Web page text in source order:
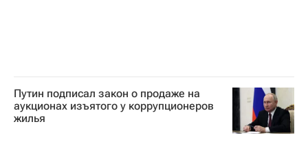
Путин подписал закон о продаже на
аукционах изъятого у коррупционеров
жилья